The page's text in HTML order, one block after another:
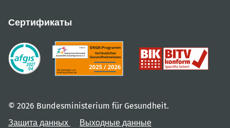
Сертификаты
© 2026 Bundesministerium für Gesundheit.
Защита данных
Выходные данные